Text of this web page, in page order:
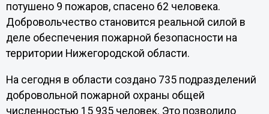
потушено 9 пожаров, спасено 62 человека.
Добровольчество становится реальной силой в
деле обеспечения пожарной безопасности на
территории Нижегородской области.
На сегодня в области создано 735 подразделений
добровольной пожарной охраны общей
численностью 15 935 человек. Это позволило